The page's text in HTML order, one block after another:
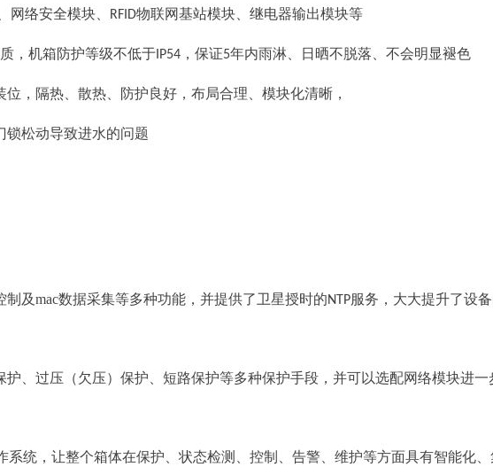
网络安全模块、 RFID物联网基站模块、继电器输出模块等
，机箱防护等级不低于IP54 ，保证5年内雨淋、日晒不脱落、不会明显褪色
，隔热、散热、防护良好，布局合理、模块化清晰，
锁松动导致进水的问题
制及mac数据采集等多种功能，并提供了卫星授时的NTP服务，大大提升了设
、过压（欠压）保护、短路保护等多种保护手段，并可以选配网络模块进一
系统，让整个箱体在保护、状态检测、控制、告警、维护等方面具有智能化、